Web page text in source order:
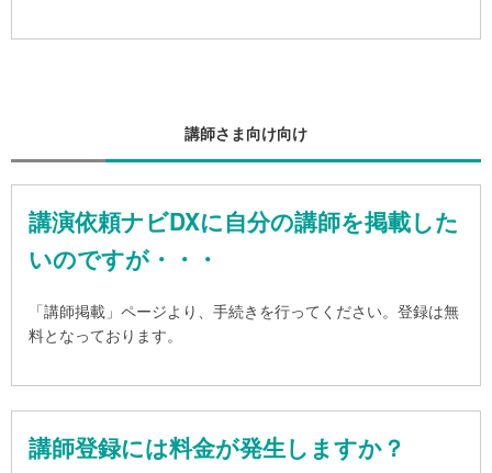
講師さま向け向け
講演依頼ナビDXに自分の講師を掲載した
いのですが・・・
「講師掲載」ページより、手続きを行ってください。登録は無
料となっております。
講師登録には料金が発生しますか？